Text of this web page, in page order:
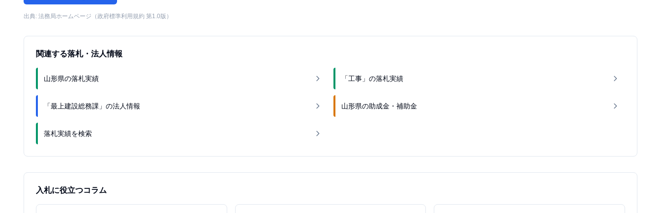
出典: 法務局ホームページ（政府標準利用規約 第1.0版）
関連する落札・法人情報
山形県の落札実績 「工事」の落札実績
「最上建設総務課」の法人情報 山形県の助成金・補助金
落札実績を検索
入札に役立つコラム